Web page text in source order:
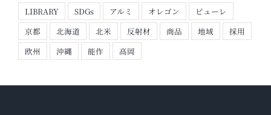
LIBRARY SDGs アルミ オレゴン
ピューレ
京都
北海道 北米 反射材 商品 地域
採用
欧州
沖縄 能作 高岡